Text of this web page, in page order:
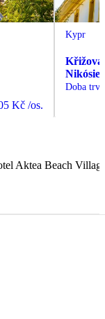
Kč /os.
Kypr
Nikósie
Doba
Aktea Beach